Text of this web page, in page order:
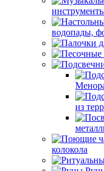
водопады,
из
колокола